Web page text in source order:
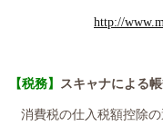
http://
【税務】 スキャナによる
消費税の仕入税額控除